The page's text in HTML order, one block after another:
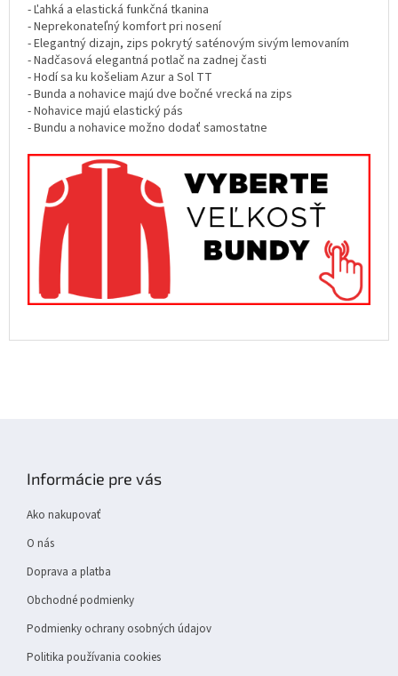
- Ľahká a elastická funkčná tkanina
- Neprekonateľný komfort pri nosení
- Elegantný dizajn, zips pokrytý saténovým sivým lemovaním
- Nadčasová elegantná potlač na zadnej časti
- Hodí sa ku košeliam Azur a Sol TT
- Bunda a nohavice majú dve bočné vrecká na zips
- Nohavice majú elastický pás
- Bundu a nohavice možno dodať samostatne
Informácie pre vás
Ako nakupovať
O nás
Doprava a platba
Obchodné podmienky
Podmienky ochrany osobných údajov
Politika používania cookies